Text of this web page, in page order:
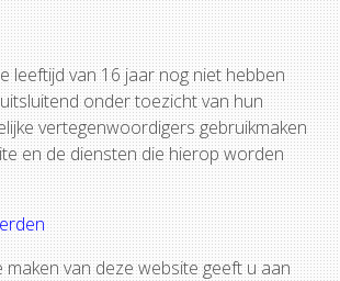
leeftijd van 16 jaar nog niet hebben
onder toezicht van hun
vertegenwoordigers gebruikmaken
en de diensten die hierop worden
van deze website geeft u aan